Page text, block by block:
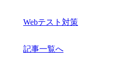
Webテスト対策
記事一覧へ